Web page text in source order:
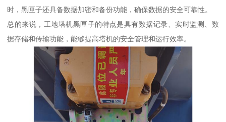
时，黑匣子还具备数据加密和备份功能，确保数据的安全可靠性。
总的来说，工地塔机黑匣子的特点是具有数据记录、实时监测、数
据存储和传输功能，能够提高塔机的安全管理和运行效率。